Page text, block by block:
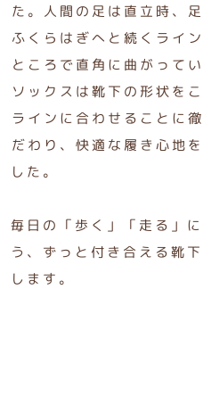
た。人間の足は直立時、
ふくらはぎへと続くライ
ところで直角に曲がって
ソックスは靴下の形状を
ラインに合わせることに
だわり、快適な履き心地
した。
毎日の「歩く」「走る」
う、ずっと付き合える靴
します。